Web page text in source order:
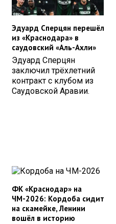
Эдуард Сперцян перешёл
из «Краснодара» в
саудовский «Аль-Ахли»
Эдуард Сперцян
заключил трёхлетний
контракт с клубом из
Саудовской Аравии.
ФК «Краснодар» на
ЧМ-2026: Кордоба сидит
на скамейке, Ленини
вошёл в историю